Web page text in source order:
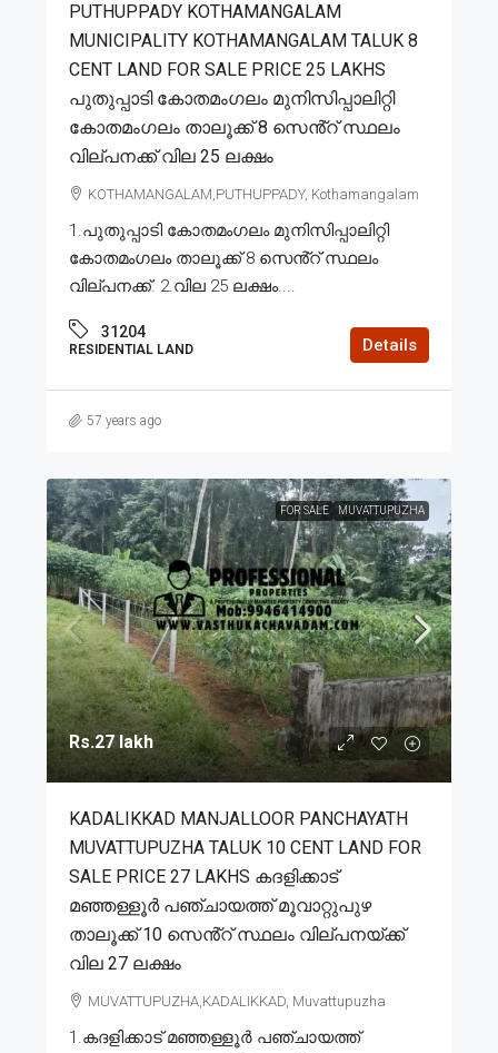
PUTHUPPADY KOTHAMANGALAM
MUNICIPALITY KOTHAMANGALAM TALUK 8
CENT LAND FOR SALE PRICE 25 LAKHS
പുതുപ്പാടി കോതമംഗലം മുനിസിപ്പാലിറ്റി
കോതമംഗലം താലൂക്ക് 8 സെൻ്റ് സ്ഥലം
വില്പനക്ക് വില 25 ലക്ഷം
KOTHAMANGALAM,PUTHUPPADY, Kothamangalam
1.പുതുപ്പാടി കോതമംഗലം മുനിസിപ്പാലിറ്റി
കോതമംഗലം താലൂക്ക് 8 സെൻ്റ് സ്ഥലം
വില്പനക്ക്. 2.വില 25 ലക്ഷം....
31204
RESIDENTIAL LAND Details
57 years ago
FOR SALE MUVATTUPUZHA
Rs.27 lakh
KADALIKKAD MANJALLOOR PANCHAYATH
MUVATTUPUZHA TALUK 10 CENT LAND FOR
SALE PRICE 27 LAKHS കദളിക്കാട്
മഞ്ഞള്ളൂർ പഞ്ചായത്ത് മൂവാറ്റുപുഴ
താലൂക്ക് 10 സെൻ്റ് സ്ഥലം വില്പനയ്ക്ക്
വില 27 ലക്ഷം
MUVATTUPUZHA,KADALIKKAD, Muvattupuzha
1.കദളിക്കാട് മഞ്ഞള്ളൂർ പഞ്ചായത്ത്